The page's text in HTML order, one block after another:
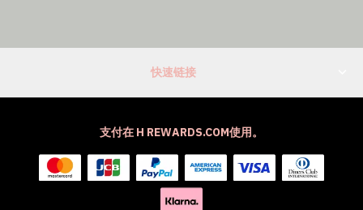
快速链接
支付在 H REWARDS.COM使用。